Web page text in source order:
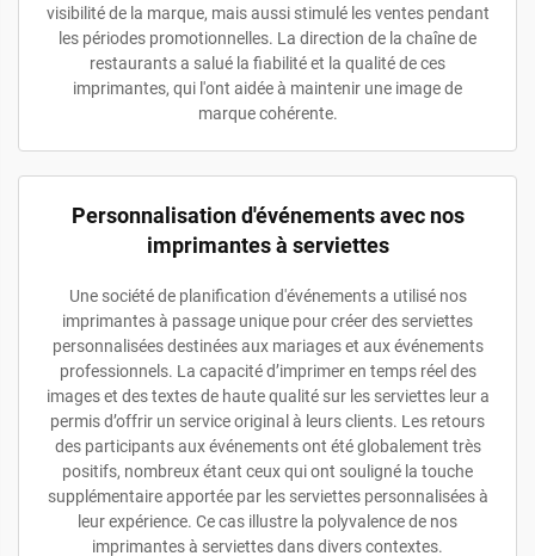
visibilité de la marque, mais aussi stimulé les ventes pendant
les périodes promotionnelles. La direction de la chaîne de
restaurants a salué la fiabilité et la qualité de ces
imprimantes, qui l'ont aidée à maintenir une image de
marque cohérente.
Personnalisation d'événements avec nos
imprimantes à serviettes
Une société de planification d'événements a utilisé nos
imprimantes à passage unique pour créer des serviettes
personnalisées destinées aux mariages et aux événements
professionnels. La capacité d’imprimer en temps réel des
images et des textes de haute qualité sur les serviettes leur a
permis d’offrir un service original à leurs clients. Les retours
des participants aux événements ont été globalement très
positifs, nombreux étant ceux qui ont souligné la touche
supplémentaire apportée par les serviettes personnalisées à
leur expérience. Ce cas illustre la polyvalence de nos
imprimantes à serviettes dans divers contextes.